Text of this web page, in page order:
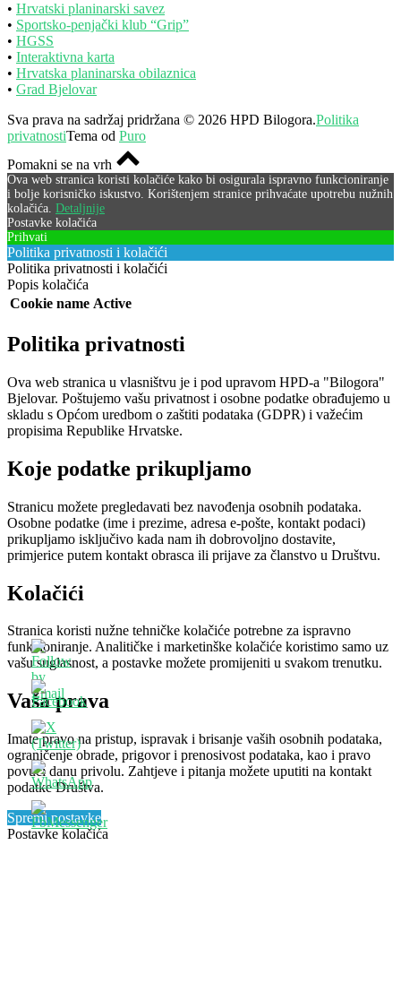
• Hrvatski planinarski savez
• Sportsko-penjački klub “Grip”
• HGSS
• Interaktivna karta
• Hrvatska planinarska obilaznica
• Grad Bjelovar
Sva prava na sadržaj pridržana © 2026 HPD Bilogora.Politika
privatnostiTema od Puro
Pomakni se na vrh
Ova web stranica koristi kolačiće kako bi osigurala ispravno funkcioniranje
i bolje korisničko iskustvo. Korištenjem stranice prihvaćate upotrebu nužnih
kolačića. Detaljnije
Postavke kolačića
Prihvati
Politika privatnosti i kolačići
Politika privatnosti i kolačići
Popis kolačića
Cookie name Active
Politika privatnosti
Ova web stranica u vlasništvu je i pod upravom HPD-a "Bilogora"
Bjelovar. Poštujemo vašu privatnost i osobne podatke obrađujemo u
skladu s Općom uredbom o zaštiti podataka (GDPR) i važećim
propisima Republike Hrvatske.
Koje podatke prikupljamo
Stranicu možete pregledavati bez navođenja osobnih podataka.
Osobne podatke (ime i prezime, adresa e-pošte, kontakt podaci)
prikupljamo isključivo kada nam ih dobrovoljno dostavite,
primjerice putem kontakt obrasca ili prijave za članstvo u Društvu.
Kolačići
Stranica koristi nužne tehničke kolačiće potrebne za ispravno
funkcioniranje. Analitičke i marketinške kolačiće koristimo samo uz
vašu suglasnost, a postavke možete promijeniti u svakom trenutku.
Vaša prava
Imate pravo na pristup, ispravak i brisanje vaših osobnih podataka,
ograničenje obrade, prigovor i prenosivost podataka, kao i pravo
povući danu privolu. Zahtjeve i pitanja možete uputiti na kontakt
podatke Društva.
Spremi postavke
Postavke kolačića